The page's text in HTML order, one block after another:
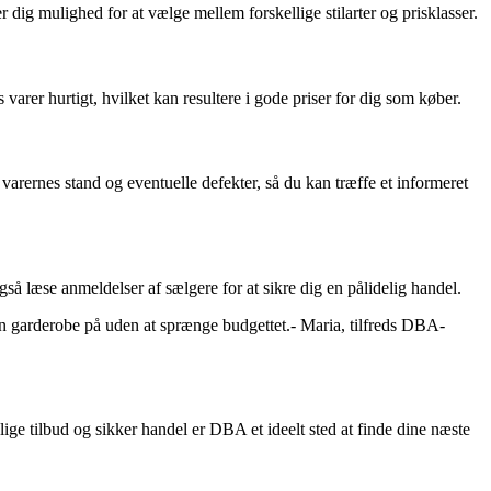
dig mulighed for at vælge mellem forskellige stilarter og prisklasser.
hurtigt, hvilket kan resultere i gode priser for dig som køber.
stand og eventuelle defekter, så du kan træffe et informeret
læse anmeldelser af sælgere for at sikre dig en pålidelig handel.
på uden at sprænge budgettet.- Maria, tilfreds DBA-
tilbud og sikker handel er DBA et ideelt sted at finde dine næste